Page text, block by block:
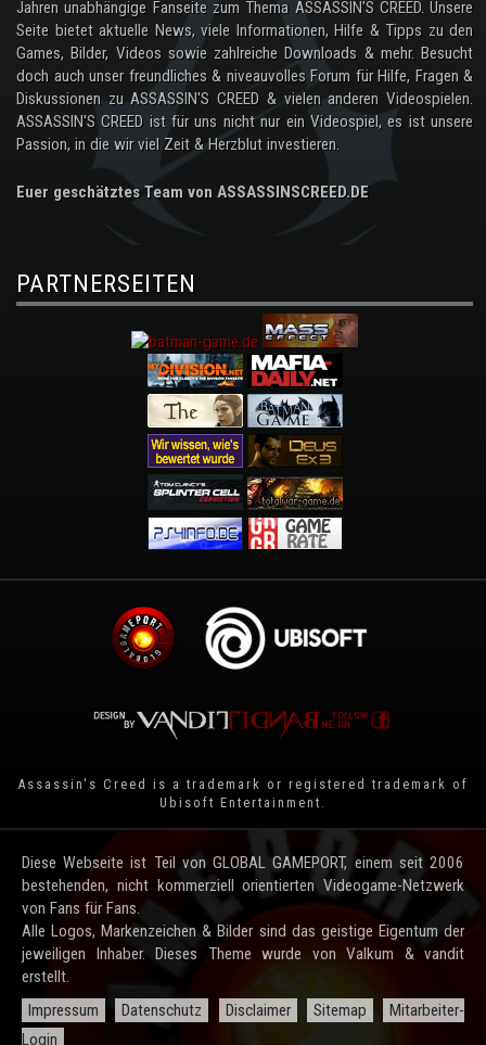
Jahren unabhängige Fanseite zum Thema ASSASSIN'S CREED. Unsere
Seite bietet aktuelle News, viele Informationen, Hilfe & Tipps zu den
Games, Bilder, Videos sowie zahlreiche Downloads & mehr. Besucht
doch auch unser freundliches & niveauvolles Forum für Hilfe, Fragen &
Diskussionen zu ASSASSIN'S CREED & vielen anderen Videospielen.
ASSASSIN'S CREED ist für uns nicht nur ein Videospiel, es ist unsere
Passion, in die wir viel Zeit & Herzblut investieren.
Euer geschätztes Team von ASSASSINSCREED.DE
PARTNERSEITEN
Assassin's Creed is a trademark or registered trademark of
Ubisoft Entertainment .
Diese Webseite ist Teil von GLOBAL GAMEPORT, einem seit 2006
bestehenden, nicht kommerziell orientierten Videogame-Netzwerk
von Fans für Fans.
Alle Logos, Markenzeichen & Bilder sind das geistige Eigentum der
jeweiligen Inhaber. Dieses Theme wurde von Valkum & vandit
erstellt.
Impressum
Datenschutz Disclaimer Sitemap
Mitarbeiter-
Login